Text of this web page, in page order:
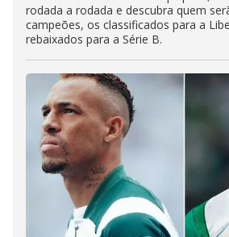
rodada a rodada e descubra quem
campeões, os classificados para a
rebaixados para a Série B.